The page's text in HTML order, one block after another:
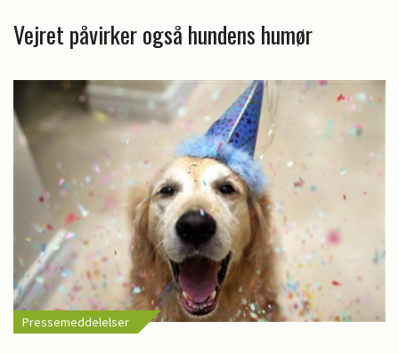
Vejret påvirker også hundens humør
Pressemeddelelser